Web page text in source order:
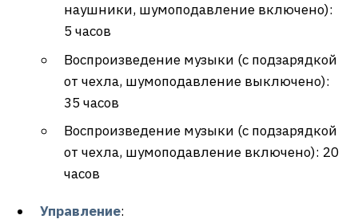
наушники, шумоподавление включено):
5 часов
Воспроизведение музыки (с подзарядкой
от чехла, шумоподавление выключено):
35 часов
Воспроизведение музыки (с подзарядкой
от чехла, шумоподавление включено): 20
часов
Управление: